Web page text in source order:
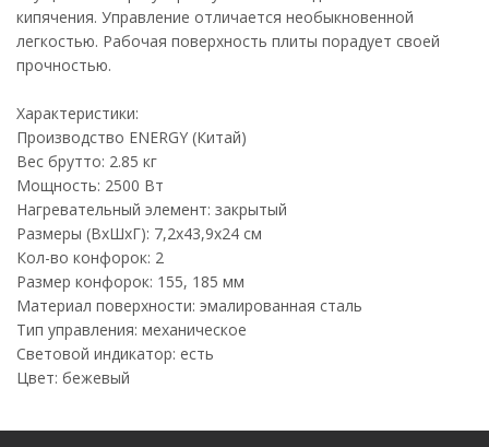
кипячения. Управление отличается необыкновенной
легкостью. Рабочая поверхность плиты порадует своей
прочностью.
Характеристики:
Производство ENERGY (Китай)
Вес брутто: 2.85 кг
Мощность: 2500 Вт
Нагревательный элемент: закрытый
Размеры (ВхШхГ): 7,2х43,9х24 см
Кол-во конфорок: 2
Размер конфорок: 155, 185 мм
Материал поверхности: эмалированная сталь
Тип управления: механическое
Световой индикатор: есть
Цвет: бежевый